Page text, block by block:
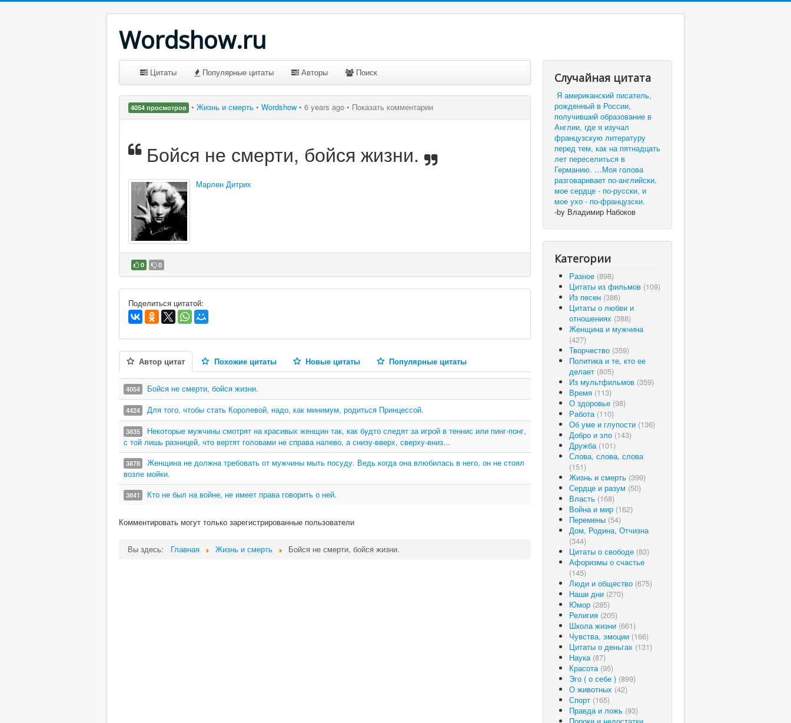
Wordshow.ru
Цитаты Популярные цитаты Авторы Поиск
4054 просмотров • Жизнь и смерть • Wordshow • 6 years ago • Показать комментарии
Бойся не смерти, бойся жизни.
Марлен Дитрих
0 0
В избранное
Поделиться цитатой:
Автор цитат Похожие цитаты Новые цитаты Популярные цитаты
4054 Бойся не смерти, бойся жизни.
4424 Для того, чтобы стать Королевой, надо, как минимум, родиться Принцессой.
3835
Некоторые мужчины смотрят на красивых женщин так, как будто следят за игрой в теннис или пинг-понг,
с той лишь разницей, что вертят головами не справа налево, а снизу-вверх, сверху-вниз...
3878
Женщина не должна требовать от мужчины мыть посуду. Ведь когда она влюбилась в него, он не стоял
возле мойки.
3841 Кто не был на войне, не имеет права говорить о ней.
Комментировать могут только зарегистрированные пользователи
Вы здесь: Главная Жизнь и смерть Бойся не смерти, бойся жизни.
Случайная цитата
Я американский писатель,
рожденный в России,
получивший образование в
Англии, где я изучал
французскую литературу
перед тем, как на пятнадцать
лет переселиться в
Германию. …Моя голова
разговаривает по-английски,
мое сердце - по-русски, и
мое ухо - по-французски.
-by Владимир Набоков
Категории
Разное (898)
Цитаты из фильмов (109)
Из песен (386)
Цитаты о любви и
отношениях (388)
Женщина и мужчина
(427)
Творчество (359)
Политика и те, кто ее
делает (805)
Из мультфильмов (359)
Время (113)
О здоровье (98)
Работа (110)
Об уме и глупости (136)
Добро и зло (143)
Дружба (101)
Слова, слова, слова
(151)
Жизнь и смерть (399)
Сердце и разум (50)
Власть (168)
Война и мир (162)
Перемены (54)
Дом, Родина, Отчизна
(344)
Цитаты о свободе (83)
Афоризмы о счастье
(145)
Люди и общество (675)
Наши дни (270)
Юмор (285)
Религия (205)
Школа жизни (661)
Чувства, эмоции (166)
Цитаты о деньгах (131)
Наука (87)
Красота (95)
Эго ( о себе ) (899)
О животных (42)
Спорт (165)
Правда и ложь (93)